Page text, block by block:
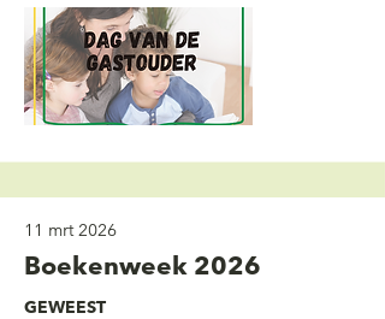
11 mrt 2026
Boekenweek 2026
GEWEEST